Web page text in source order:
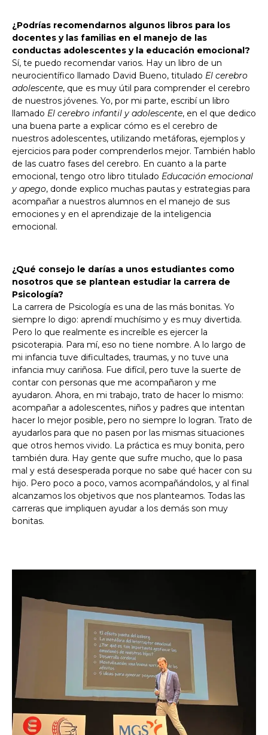
¿Podrías recomendarnos algunos libros para los
docentes y las familias en el manejo de las
conductas adolescentes y la educación emocional?
Sí, te puedo recomendar varios. Hay un libro de un
neurocientífico llamado David Bueno, titulado El cerebro
adolescente, que es muy útil para comprender el cerebro
de nuestros jóvenes. Yo, por mi parte, escribí un libro
llamado El cerebro infantil y adolescente, en el que dedico
una buena parte a explicar cómo es el cerebro de
nuestros adolescentes, utilizando metáforas, ejemplos y
ejercicios para poder comprenderlos mejor. También hablo
de las cuatro fases del cerebro. En cuanto a la parte
emocional, tengo otro libro titulado Educación emocional
y apego, donde explico muchas pautas y estrategias para
acompañar a nuestros alumnos en el manejo de sus
emociones y en el aprendizaje de la inteligencia
emocional.
¿Qué consejo le darías a unos estudiantes como
nosotros que se plantean estudiar la carrera de
Psicología?
La carrera de Psicología es una de las más bonitas. Yo
siempre lo digo: aprendí muchísimo y es muy divertida.
Pero lo que realmente es increíble es ejercer la
psicoterapia. Para mí, eso no tiene nombre. A lo largo de
mi infancia tuve dificultades, traumas, y no tuve una
infancia muy cariñosa. Fue difícil, pero tuve la suerte de
contar con personas que me acompañaron y me
ayudaron. Ahora, en mi trabajo, trato de hacer lo mismo:
acompañar a adolescentes, niños y padres que intentan
hacer lo mejor posible, pero no siempre lo logran. Trato de
ayudarlos para que no pasen por las mismas situaciones
que otros hemos vivido. La práctica es muy bonita, pero
también dura. Hay gente que sufre mucho, que lo pasa
mal y está desesperada porque no sabe qué hacer con su
hijo. Pero poco a poco, vamos acompañándolos, y al final
alcanzamos los objetivos que nos planteamos. Todas las
carreras que impliquen ayudar a los demás son muy
bonitas.